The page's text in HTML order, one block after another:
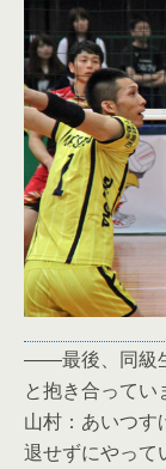
――最後、同級
と抱き合ってい
山村：あいつす
退せずにやって